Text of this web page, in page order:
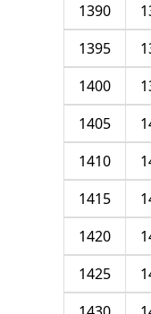
1390
1395
1400
1405
1410
1415
1420
1425